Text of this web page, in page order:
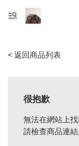
< 返回商品列表
很抱歉
無法在網站上
請檢查商品連結